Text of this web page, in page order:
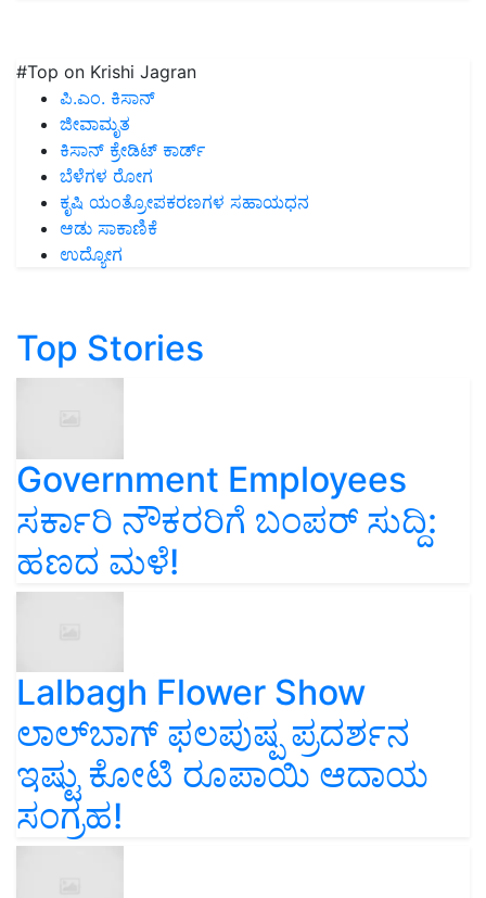
#Top on Krishi Jagran
ಪಿ.ಎಂ. ಕಿಸಾನ್
ಜೀವಾಮೃತ
ಕಿಸಾನ್ ಕ್ರೇಡಿಟ್ ಕಾರ್ಡ್
ಬೆಳೆಗಳ ರೋಗ
ಕೃಷಿ ಯಂತ್ರೋಪಕರಣಗಳ ಸಹಾಯಧನ
ಆಡು ಸಾಕಾಣಿಕೆ
ಉದ್ಯೋಗ
Top Stories
Government Employees
ಸರ್ಕಾರಿ ನೌಕರರಿಗೆ ಬಂಪರ್‌ ಸುದ್ದಿ:
ಹಣದ ಮಳೆ!
Lalbagh Flower Show
ಲಾಲ್‌ಬಾಗ್ ಫಲಪುಷ್ಪ ಪ್ರದರ್ಶನ
ಇಷ್ಟು ಕೋಟಿ ರೂಪಾಯಿ ಆದಾಯ
ಸಂಗ್ರಹ!